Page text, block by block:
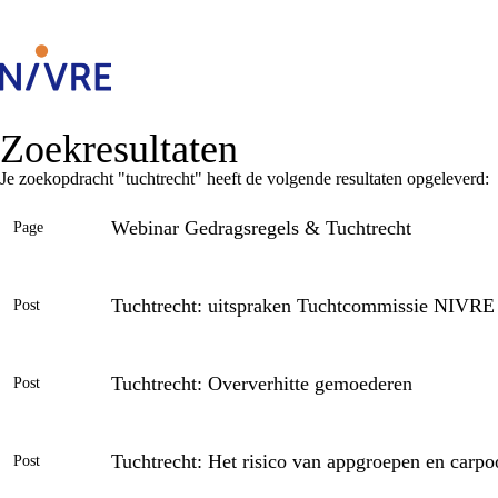
Zoekresultaten
Je zoekopdracht "tuchtrecht" heeft de volgende resultaten opgeleverd:
Page Webinar Gedragsregels & Tuchtrecht
Post Tuchtrecht: uitspraken Tuchtcommissie NIVRE
Post Tuchtrecht: Oververhitte gemoederen
Post Tuchtrecht: Het risico van appgroepen en